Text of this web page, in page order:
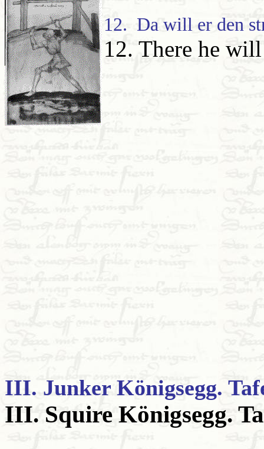
12. Da will er den
12. There he
III. Junker Königsegg.
III. Squire Königsegg.